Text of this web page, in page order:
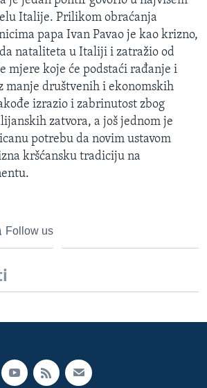
Italije. Prilikom obraćanja
papa Ivan Pavao je kao krizno,
nataliteta u Italiji i zatražio od
mjere koje će podstaći rađanje i
manje društvenih i ekonomskih
izrazio i zabrinutost zbog
zatvora, a još jednom je
potrebu da novim ustavom
kršćansku tradiciju na
Follow us